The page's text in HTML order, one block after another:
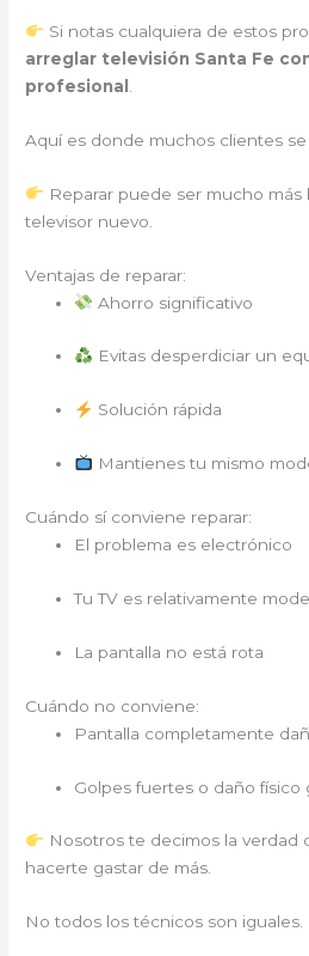
Si notas cualquiera de estos
arreglar televisión Santa Fe
profesional
Aquí es donde muchos clientes
Reparar puede ser mucho
televisor nuevo.
Ventajas de reparar:
Ahorro significativo
Evitas desperdiciar un
Solución rápida
Mantienes tu mismo
Cuándo sí conviene reparar:
El problema es electrónico
Tu TV es relativamente
La pantalla no está rota
Cuándo no conviene:
Pantalla completamente
Golpes fuertes o daño físico
Nosotros te decimos la verdad
hacerte gastar de más.
No todos los técnicos son iguales.